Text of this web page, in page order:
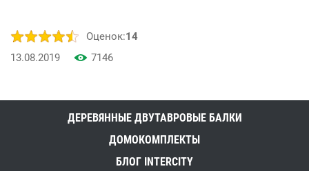
Оценок:14
13.08.2019
7146
ДЕРЕВЯННЫЕ ДВУТАВРОВЫЕ БАЛКИ
ДОМОКОМПЛЕКТЫ
БЛОГ INTERCITY